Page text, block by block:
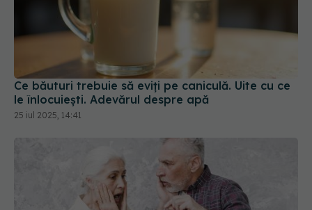
Ce băuturi trebuie să eviți pe caniculă. Uite cu ce
le înlocuiești. Adevărul despre apă
25 iul 2025, 14:41